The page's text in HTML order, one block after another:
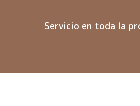
Servicio en toda la